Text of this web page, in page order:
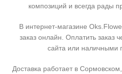
композиций и всегда рады
В интернет-магазине
заказ онлайн. Оплатить заказ
сайта или наличными
Доставка работает в